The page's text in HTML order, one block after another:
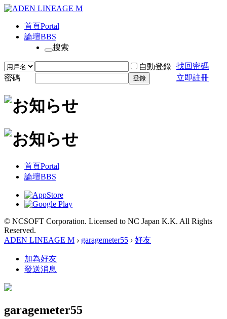
首頁Portal
論壇BBS
搜索
自動登錄 找回密碼
密碼
登錄 立即註冊
首頁Portal
論壇BBS
© NCSOFT Corporation. Licensed to NC Japan K.K. All Rights
Reserved.
ADEN LINEAGE M › garagemeter55 › 好友
加為好友
發送消息
garagemeter55